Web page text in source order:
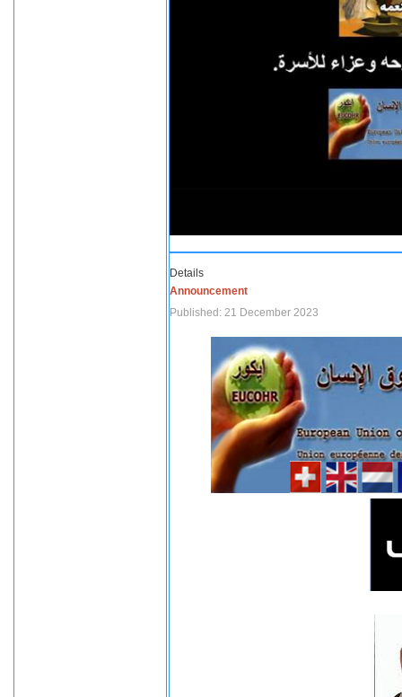
Details
Announcement
Published: 21 December 2023